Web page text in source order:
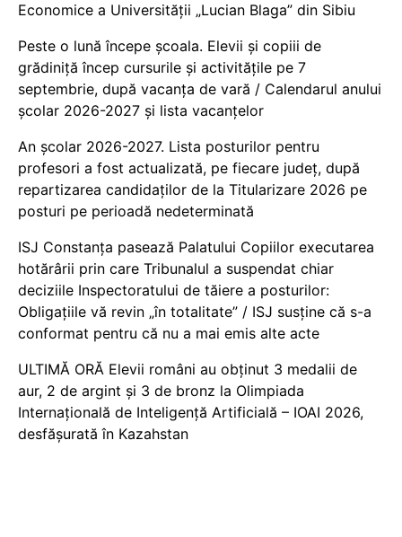
Economice a Universității „Lucian Blaga” din Sibiu
Peste o lună începe școala. Elevii și copiii de
grădiniță încep cursurile și activitățile pe 7
septembrie, după vacanța de vară / Calendarul anului
școlar 2026-2027 și lista vacanțelor
An școlar 2026-2027. Lista posturilor pentru
profesori a fost actualizată, pe fiecare județ, după
repartizarea candidaților de la Titularizare 2026 pe
posturi pe perioadă nedeterminată
ISJ Constanța pasează Palatului Copiilor executarea
hotărârii prin care Tribunalul a suspendat chiar
deciziile Inspectoratului de tăiere a posturilor:
Obligațiile vă revin „în totalitate” / ISJ susține că s-a
conformat pentru că nu a mai emis alte acte
ULTIMĂ ORĂ Elevii români au obținut 3 medalii de
aur, 2 de argint și 3 de bronz la Olimpiada
Internațională de Inteligență Artificială – IOAI 2026,
desfășurată în Kazahstan